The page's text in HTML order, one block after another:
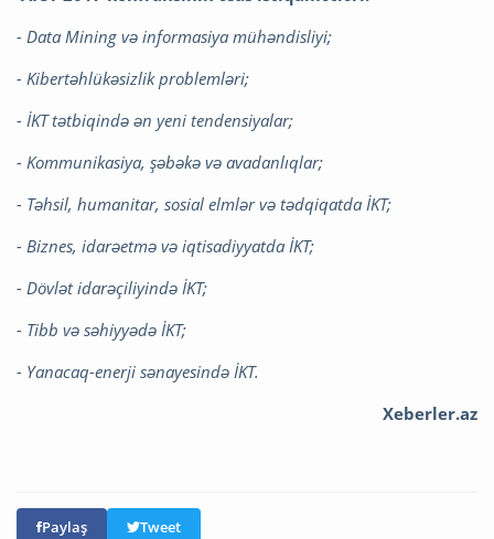
- Data Mining və informasiya mühəndisliyi;
- Kibertəhlükəsizlik problemləri;
- İKT tətbiqində ən yeni tendensiyalar;
- Kommunikasiya, şəbəkə və avadanlıqlar;
- Təhsil, humanitar, sosial elmlər və tədqiqatda İKT;
- Biznes, idarəetmə və iqtisadiyyatda İKT;
- Dövlət idarəçiliyində İKT;
- Tibb və səhiyyədə İKT;
- Yanacaq-enerji sənayesində İKT.
Xeberler.az
Paylaş Tweet